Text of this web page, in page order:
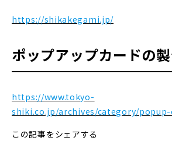
https://shikakegami.jp/
ポップアップカードの
https://www.tokyo-
shiki.co.jp/archives/category/popup-
この記事をシェアする